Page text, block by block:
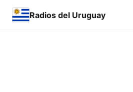
Radios del Uruguay